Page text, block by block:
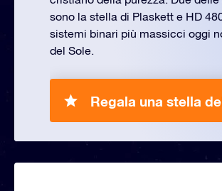
sono la stella di Plaskett e HD
sistemi binari più massicci oggi
del Sole.
Regala una stella